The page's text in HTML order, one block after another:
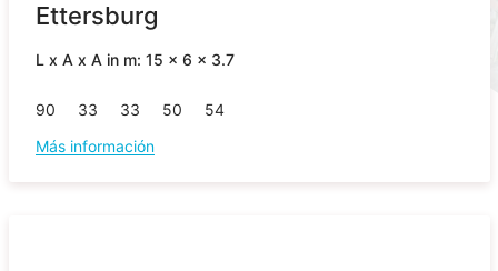
Ettersburg
L x A x A in m: 15 x 6 x 3.7
90 33 33 50
54
Más información